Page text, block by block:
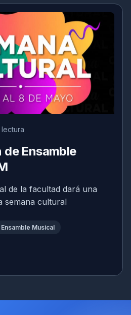
lectura
Ensamble
de la facultad dará una
semana cultural
Ensamble Musical